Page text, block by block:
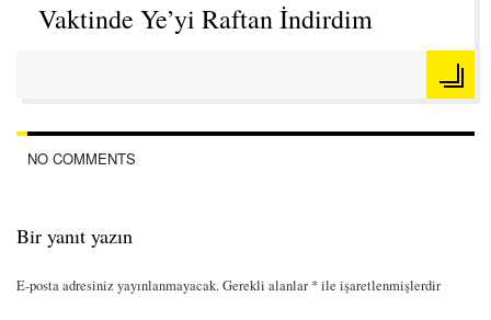
Vaktinde Ye’yi Raftan İndirdim
NO COMMENTS
Bir yanıt yazın
E-posta adresiniz yayınlanmayacak.Gerekli alanlar *ile işaretlenmişlerdir